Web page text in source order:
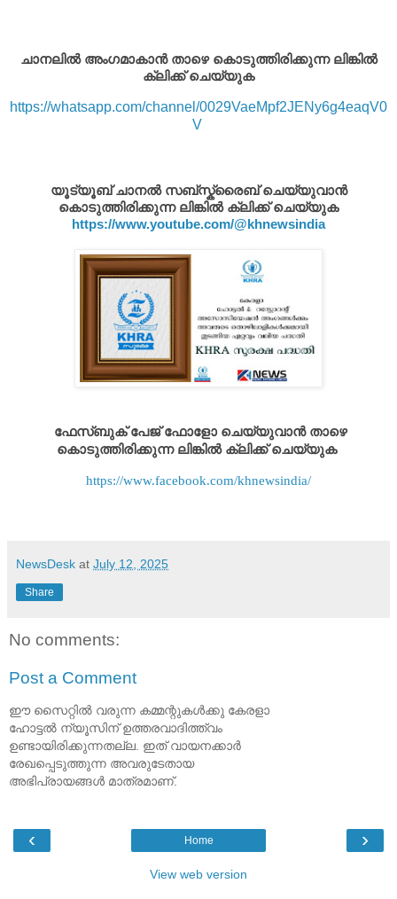
ചാനലിൽ അംഗമാകാൻ താഴെ കൊടുത്തിരിക്കുന്ന ലിങ്കിൽ
ക്ലിക്ക് ചെയ്യുക
https://whatsapp.com/channel/0029VaeMpf2JENy6g4eaqV0
V
യൂട്യൂബ് ചാനൽ സബ്സ്ക്രൈബ് ചെയ്യുവാൻ
കൊടുത്തിരിക്കുന്ന ലിങ്കിൽ ക്ലിക്ക് ചെയ്യുക
https://www.youtube.com/@khnewsindia
ഫേസ്ബുക് പേജ് ഫോളോ ചെയ്യുവാൻ താഴെ
കൊടുത്തിരിക്കുന്ന ലിങ്കിൽ ക്ലിക്ക് ചെയ്യുക
https://www.facebook.com/khnewsindia/
NewsDesk at July 12, 2025
Share
No comments:
Post a Comment
ഈ സൈറ്റിൽ വരുന്ന കമ്മന്റുകൾക്കു കേരളാ
ഹോട്ടൽ ന്യൂസിന് ഉത്തരവാദിത്ത്വം
ഉണ്ടായിരിക്കുന്നതല്ല. ഇത് വായനക്കാർ
രേഖപ്പെടുത്തുന്ന അവരുടേതായ
അഭിപ്രായങ്ങൾ മാത്രമാണ്.
‹ ›
Home
View web version